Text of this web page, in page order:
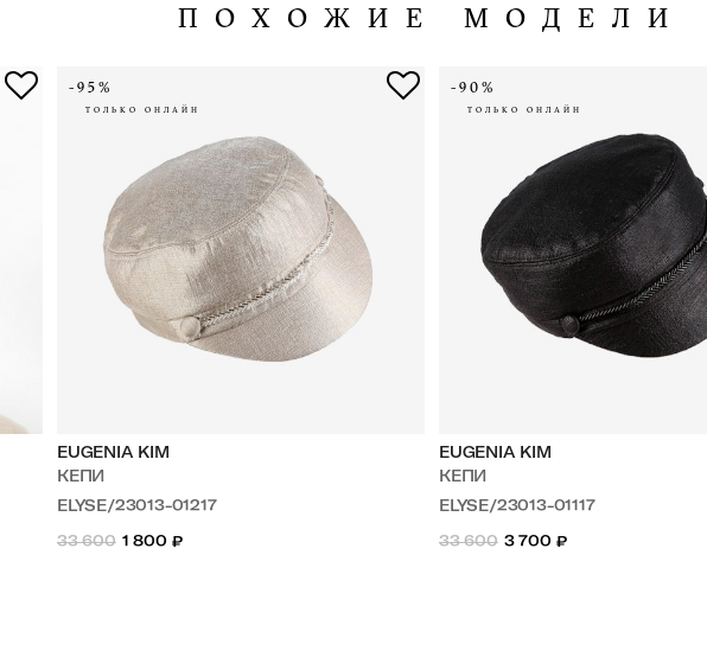
ПОХОЖИЕ МОДЕЛИ
-95%
ТОЛЬКО ОНЛАЙН
EUGENIA KIM
КЕПИ
ELYSE/23013-01217
33 600
1 800 ₽
-90%
ТОЛЬКО ОНЛАЙН
EUGENIA KIM
КЕПИ
ELYSE/23013-01117
33 600
3 700 ₽